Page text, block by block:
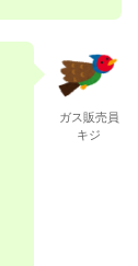
ガス販売員
キジ